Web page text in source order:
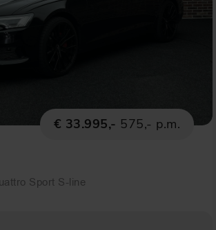
€ 33.995,- 575,- p.m.
Sport S-line